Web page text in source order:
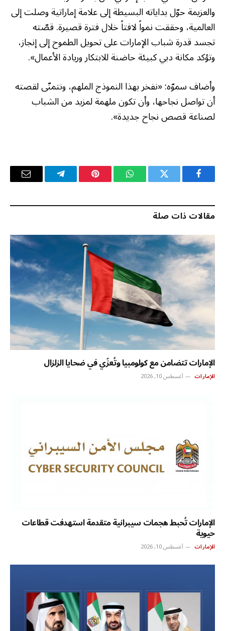
والعزيمة حوّل بداياته البسيطة إلى علامة إماراتية وصلت إلى
العالمية، وحققت نمواً لافتاً خلال فترة قصيرة. قصّته
تجسد قدرة شباب الإمارات على تحويل الطموح إلى إنجاز،
وتؤكد مكانة دبي كبيئة حاضنة للابتكار وريادة الأعمال».
وأضاف سموّه: «نفخر بهذا النموذج الملهم، ونتمنّى لقصته
أن تواصل نجاحها، وأن تكون ملهمة لمزيد من الشباب
لصناعة قصص نجاح جديدة».
فيسبوك تويتر واتساب بينتيريستتيلقرام
البريد
مقالات ذات صلة
الإمارات تتضامن مع كولومبيا وتُعزّي في ضحايا الزلزال
الإمارات أغسطس 10, 2026
الإمارات تُحبط هجمات سيبرانية متقدمة استهدفت قطاعات
حيوية
الإمارات أغسطس 10, 2026